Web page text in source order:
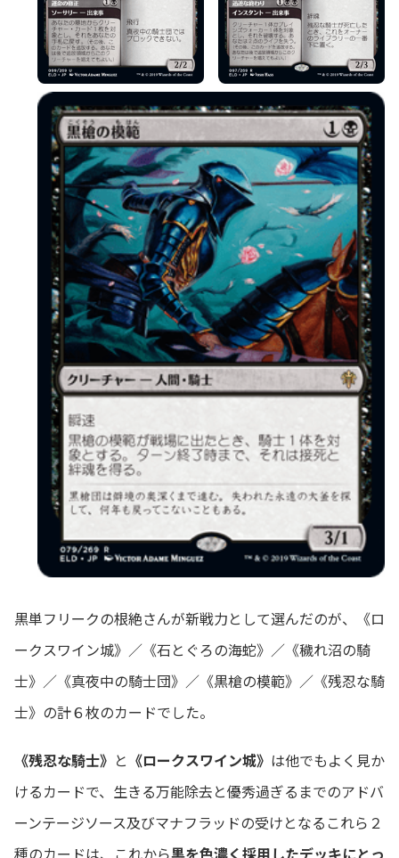
黒単フリークの根絶さんが新戦力として選んだのが、《ロ
ークスワイン城》／《石とぐろの海蛇》／《穢れ沼の騎
士》／《真夜中の騎士団》／《黒槍の模範》／《残忍な騎
士》の計６枚のカードでした。
《残忍な騎士》 と 《ロークスワイン城》 は他でもよく見か
けるカードで、生きる万能除去と優秀過ぎるまでのアドバ
ーンテージソース及びマナフラッドの受けとなるこれら２
種のカードは、これから黒を色濃く採用したデッキにとっ